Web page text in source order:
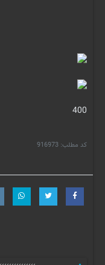
400
کد مطلب: 916973